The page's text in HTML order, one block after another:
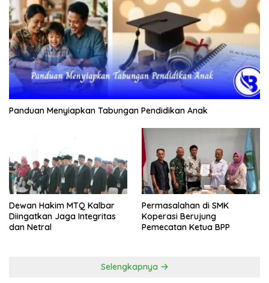
Panduan Menyiapkan Tabungan Pendidikan Anak
Dewan Hakim MTQ Kalbar
Diingatkan Jaga Integritas
dan Netral
Permasalahan di SMK
Koperasi Berujung
Pemecatan Ketua BPP
Selengkapnya